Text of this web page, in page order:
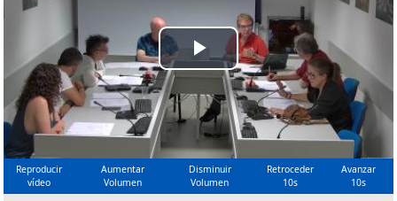
Reproducir
Vídeo
Reproducir
vídeo
Aumentar
Volumen
Disminuir
Volumen
Retroceder
10s
Avanzar
10s